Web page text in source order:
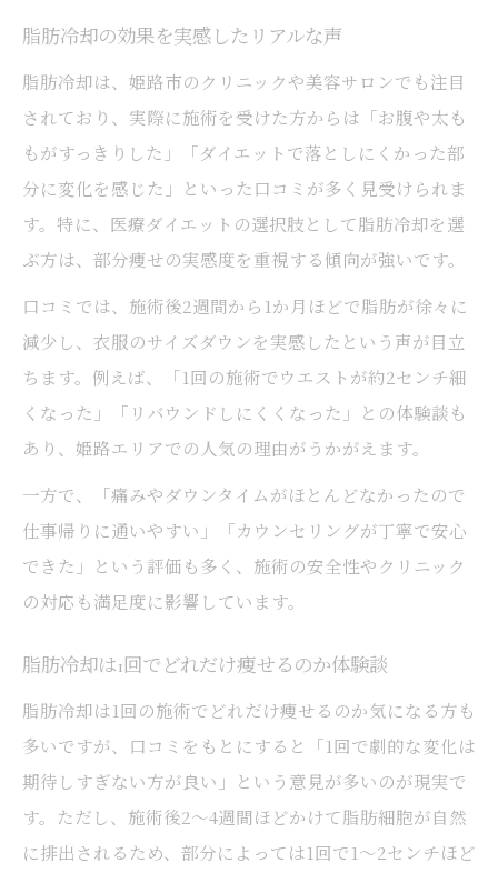
脂肪冷却の効果を実感したリアルな声
脂肪冷却は、姫路市のクリニックや美容サロンでも注目
されており、実際に施術を受けた方からは「お腹や太も
もがすっきりした」「ダイエットで落としにくかった部
分に変化を感じた」といった口コミが多く見受けられま
す。特に、医療ダイエットの選択肢として脂肪冷却を選
ぶ方は、部分痩せの実感度を重視する傾向が強いです。
口コミでは、施術後2週間から1か月ほどで脂肪が徐々に
減少し、衣服のサイズダウンを実感したという声が目立
ちます。例えば、「1回の施術でウエストが約2センチ細
くなった」「リバウンドしにくくなった」との体験談も
あり、姫路エリアでの人気の理由がうかがえます。
一方で、「痛みやダウンタイムがほとんどなかったので
仕事帰りに通いやすい」「カウンセリングが丁寧で安心
できた」という評価も多く、施術の安全性やクリニック
の対応も満足度に影響しています。
脂肪冷却は1回でどれだけ痩せるのか体験談
脂肪冷却は1回の施術でどれだけ痩せるのか気になる方も
多いですが、口コミをもとにすると「1回で劇的な変化は
期待しすぎない方が良い」という意見が多いのが現実で
す。ただし、施術後2～4週間ほどかけて脂肪細胞が自然
に排出されるため、部分によっては1回で1～2センチほど